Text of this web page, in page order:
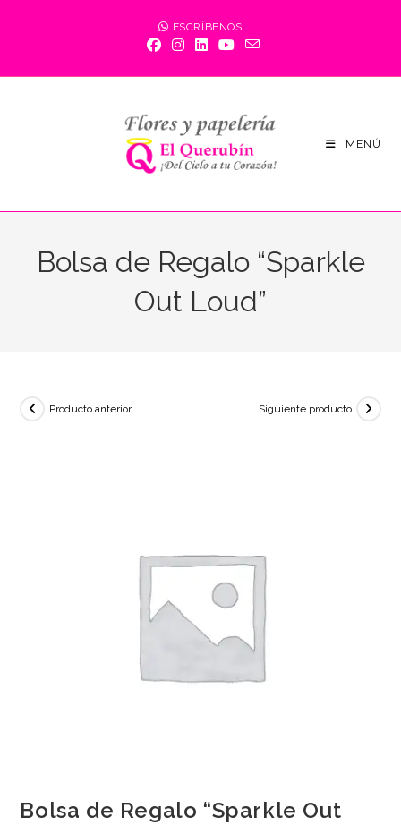
ESCRÍBENOS
MENÚ
Bolsa de Regalo “Sparkle
Out Loud”
Producto anterior Siguiente producto
Bolsa de Regalo “Sparkle Out